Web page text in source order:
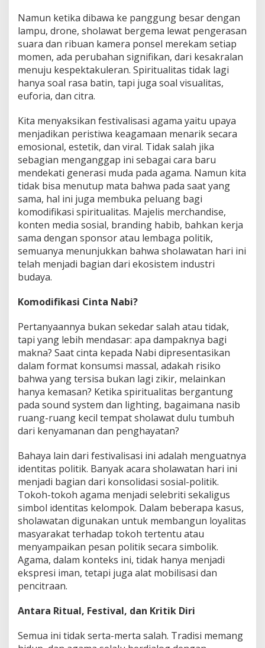
Namun ketika dibawa ke panggung besar dengan
lampu, drone, sholawat bergema lewat pengerasan
suara dan ribuan kamera ponsel merekam setiap
momen, ada perubahan signifikan, dari kesakralan
menuju kespektakuleran. Spiritualitas tidak lagi
hanya soal rasa batin, tapi juga soal visualitas,
euforia, dan citra.
Kita menyaksikan festivalisasi agama yaitu upaya
menjadikan peristiwa keagamaan menarik secara
emosional, estetik, dan viral. Tidak salah jika
sebagian menganggap ini sebagai cara baru
mendekati generasi muda pada agama. Namun kita
tidak bisa menutup mata bahwa pada saat yang
sama, hal ini juga membuka peluang bagi
komodifikasi spiritualitas. Majelis merchandise,
konten media sosial, branding habib, bahkan kerja
sama dengan sponsor atau lembaga politik,
semuanya menunjukkan bahwa sholawatan hari ini
telah menjadi bagian dari ekosistem industri
budaya.
Komodifikasi Cinta Nabi?
Pertanyaannya bukan sekedar salah atau tidak,
tapi yang lebih mendasar: apa dampaknya bagi
makna? Saat cinta kepada Nabi dipresentasikan
dalam format konsumsi massal, adakah risiko
bahwa yang tersisa bukan lagi zikir, melainkan
hanya kemasan? Ketika spiritualitas bergantung
pada sound system dan lighting, bagaimana nasib
ruang-ruang kecil tempat sholawat dulu tumbuh
dari kenyamanan dan penghayatan?
Bahaya lain dari festivalisasi ini adalah menguatnya
identitas politik. Banyak acara sholawatan hari ini
menjadi bagian dari konsolidasi sosial-politik.
Tokoh-tokoh agama menjadi selebriti sekaligus
simbol identitas kelompok. Dalam beberapa kasus,
sholawatan digunakan untuk membangun loyalitas
masyarakat terhadap tokoh tertentu atau
menyampaikan pesan politik secara simbolik.
Agama, dalam konteks ini, tidak hanya menjadi
ekspresi iman, tetapi juga alat mobilisasi dan
pencitraan.
Antara Ritual, Festival, dan Kritik Diri
Semua ini tidak serta-merta salah. Tradisi memang